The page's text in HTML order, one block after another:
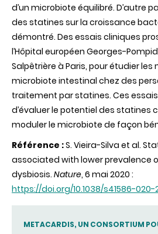
d’un microbiote équilibré. D’autre
des statines sur la croissance
démontré. Des essais cliniques
l’Hôpital européen Georges-
Salpêtrière à Paris, pour étudier
microbiote intestinal chez des
traitement par statines. Ces
d’évaluer le potentiel des statines
moduler le microbiote de façon
Référence :S. Vieira-Silva et al.
associated with lower prevalence
dysbiosis. Nature, 6 mai 2020 :
https://doi.org/10.1038/s41586-020-
METACARDIS, UN CONSORTIUM